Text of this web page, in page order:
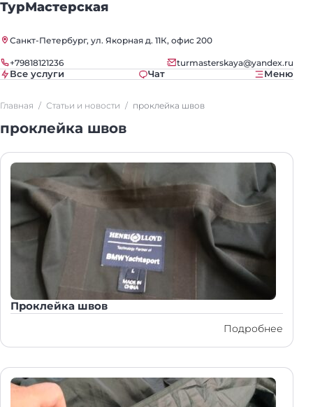
ТурМастерская
Санкт-Петербург, ул. Якорная д. 11К, офис 200
+79818121236 turmasterskaya@yandex.ru
Все услуги Чат Меню
Главная Статьи и новости проклейка швов
проклейка швов
Проклейка швов
Подробнее